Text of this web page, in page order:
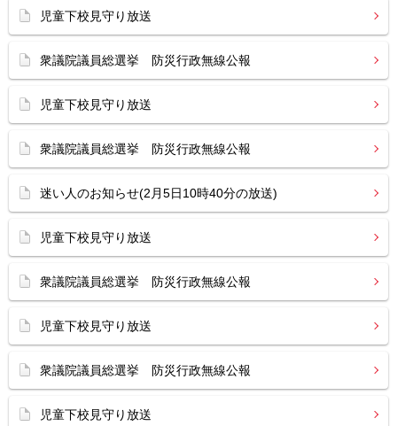
児童下校見守り放送
衆議院議員総選挙 防災行政無線公報
児童下校見守り放送
衆議院議員総選挙 防災行政無線公報
迷い人のお知らせ(2月5日10時40分の放送)
児童下校見守り放送
衆議院議員総選挙 防災行政無線公報
児童下校見守り放送
衆議院議員総選挙 防災行政無線公報
児童下校見守り放送